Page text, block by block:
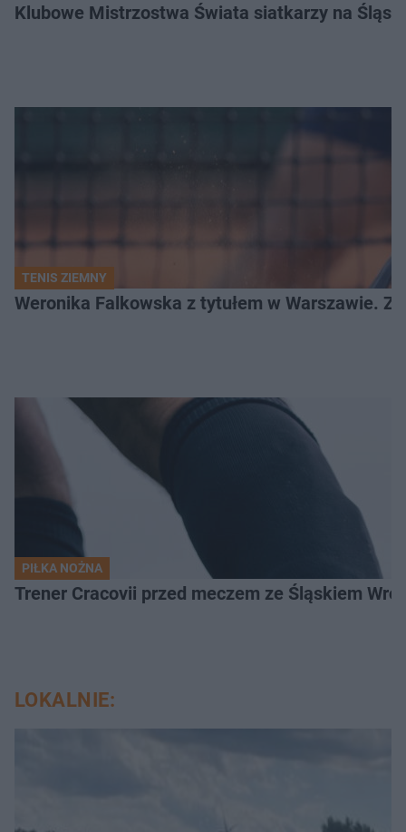
Klubowe Mistrzostwa Świata siatkarzy na
TENIS ZIEMNY
Weronika Falkowska z tytułem w Warszawie.
PIŁKA NOŻNA
Trener Cracovii przed meczem ze Śląskiem
LOKALNIE: